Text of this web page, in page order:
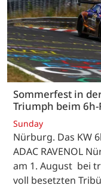
Sommerfest in
Triumph beim
Sunday
Nürburg. Das KW
ADAC RAVENOL
am 1. August bei
voll besetzten